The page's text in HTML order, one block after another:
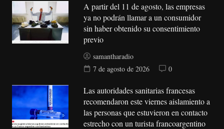
A partir del 11 de agosto, las empresas
ya no podrán llamar a un consumidor
sin haber obtenido su consentimiento
previo
samantharadio
7 de agosto de 2026
0
Las autoridades sanitarias francesas
recomendaron este viernes aislamiento a
las personas que estuvieron en contacto
estrecho con un turista francoargentino